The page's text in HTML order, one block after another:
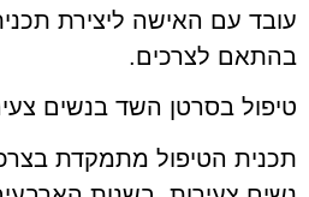
עובד עם האישה ליצירת
בהתאם לצרכים.
טיפול בסרטן השד בנשים
תכנית הטיפול מתמקדת